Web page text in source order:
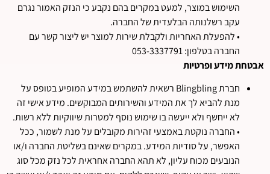
השימוש במוצר, למעט במקרים בהם נקבע כי הנזק האמור נגרם
עקב רשלנותה הבלעדית של החברה.
• להפעלת האחריות ולקבלת שירות למוצר יש ליצור קשר עם
החברה בטלפון: 053-3337791
אבטחת מידע ופרטיות
חברת Blingbling רשאית להשתמש במידע המופיע בטופס על
מנת להביא לך את המידע והשירותים המבוקשים. מידע אישי זה
לא ייחשף ולא ייעשה בו שימוש נוסף למטרות שיווקיות ללא רשות.
• החברה נוקטת באמצעי זהירות מקובלים על מנת לשמור, ככל
האפשר, על סודיות המידע. במקרים שאינם בשליטת החברה ו/או
הנובעים מכוח עליון, לא תהא החברה אחראית לכל נזק מכל סוג